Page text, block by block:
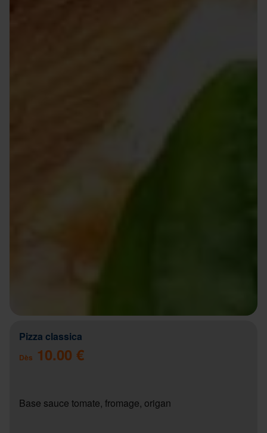
Pizza classica
Dès 10.00 €
Base sauce tomate, fromage, origan